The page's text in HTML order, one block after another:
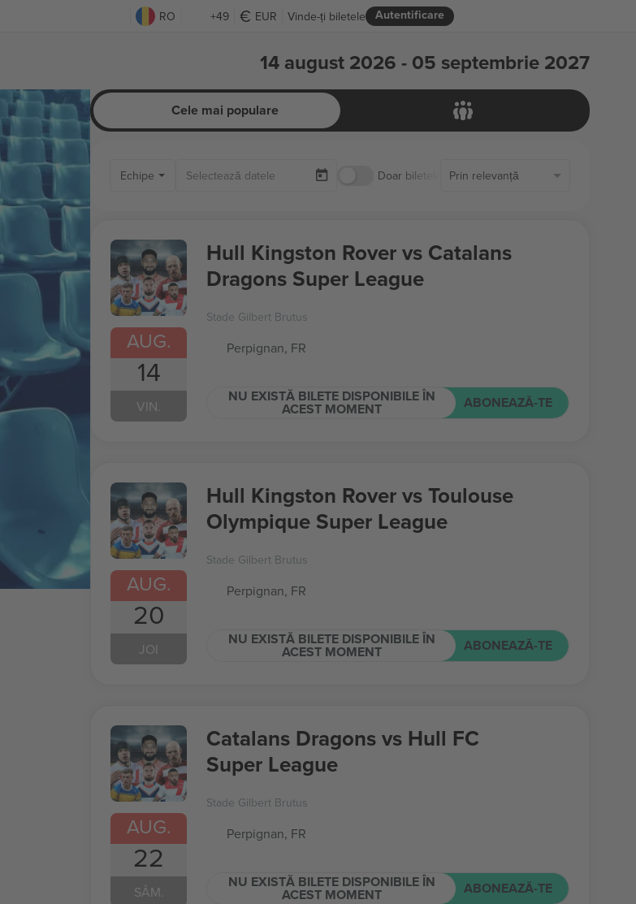
RO +49 EUR Autentificare
Vinde-ți biletele
14 august 2026 - 05 septembrie 2027
Cele mai populare
Echipe Doar biletele disponibile
Prin relevanță
AUG.
14
VIN.
Hull Kingston Rover vs Catalans
Dragons Super League
Stade Gilbert Brutus
Perpignan, FR
NU EXISTĂ BILETE DISPONIBILE ÎN
ACEST MOMENT ABONEAZĂ-TE
AUG.
20
JOI
Hull Kingston Rover vs Toulouse
Olympique Super League
Stade Gilbert Brutus
Perpignan, FR
NU EXISTĂ BILETE DISPONIBILE ÎN
ACEST MOMENT ABONEAZĂ-TE
AUG.
22
SÂM.
Catalans Dragons vs Hull FC
Super League
Stade Gilbert Brutus
Perpignan, FR
NU EXISTĂ BILETE DISPONIBILE ÎN
ACEST MOMENT ABONEAZĂ-TE